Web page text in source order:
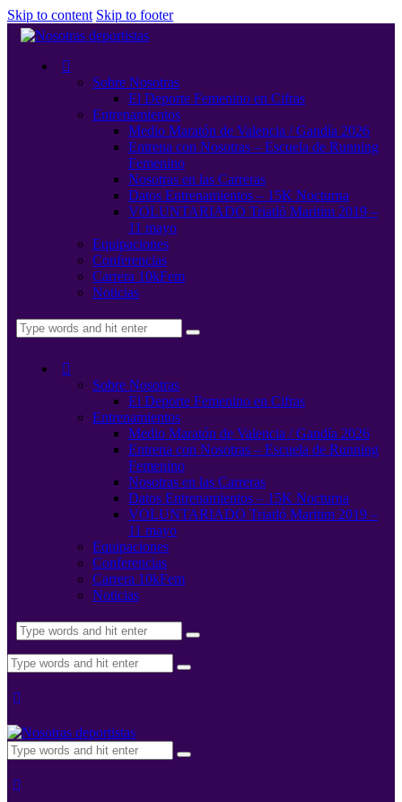
Skip to content Skip to footer
Sobre Nosotras
El Deporte Femenino en Cifras
Entrenamientos
Medio Maratón de Valencia / Gandía 2026
Entrena con Nosotras – Escuela de Running
Femenino
Nosotras en las Carreras
Datos Entrenamientos – 15K Nocturna
VOLUNTARIADO Triatló Maritim 2019 –
11 mayo
Equipaciones
Conferencias
Carrera 10kFem
Noticias
Sobre Nosotras
El Deporte Femenino en Cifras
Entrenamientos
Medio Maratón de Valencia / Gandía 2026
Entrena con Nosotras – Escuela de Running
Femenino
Nosotras en las Carreras
Datos Entrenamientos – 15K Nocturna
VOLUNTARIADO Triatló Maritim 2019 –
11 mayo
Equipaciones
Conferencias
Carrera 10kFem
Noticias